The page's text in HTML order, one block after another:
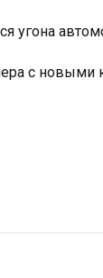
угона
с новыми